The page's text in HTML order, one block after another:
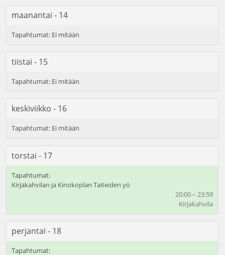
maanantai - 14
tiistai - 15
keskiviikko - 16
torstai - 17
Kirjakahvilan ja Kinokoplan Taiteiden yö
20:00 – 23:59
Kirjakahvila
perjantai - 18